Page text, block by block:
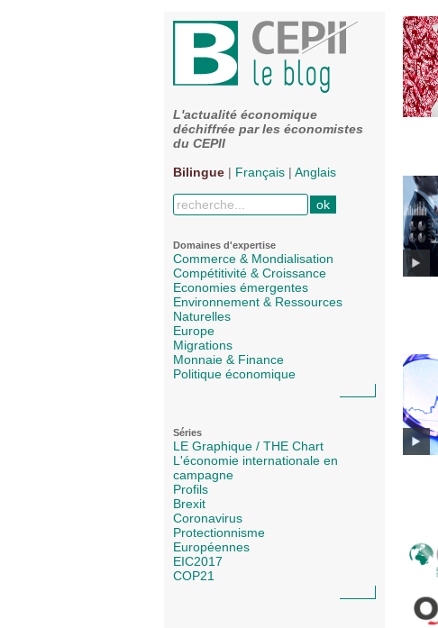
L'actualité économique
déchiffrée par les économistes
du CEPII
Bilingue | Français | Anglais
Domaines d'expertise
Commerce & Mondialisation
Compétitivité & Croissance
Economies émergentes
Environnement & Ressources
Naturelles
Europe
Migrations
Monnaie & Finance
Politique économique
Séries
LE Graphique / THE Chart
L'économie internationale en
campagne
Profils
Brexit
Coronavirus
Protectionnisme
Européennes
EIC2017
COP21